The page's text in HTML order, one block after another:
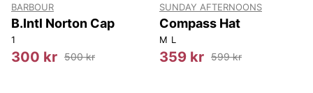
BARBOUR
B.Intl Norton Cap
1
300 kr 500 kr
SUNDAY AFTERNOONS
Compass Hat
M L
359 kr 599 kr